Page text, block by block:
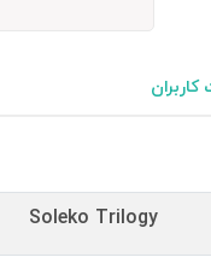
کاربران
Soleko Trilogy